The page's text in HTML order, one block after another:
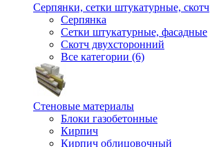
Серпянки, сетки штукатурные, скотч
Серпянка
Сетки штукатурные, фасадные
Скотч двухсторонний
Все категории (6)
Стеновые материалы
Блоки газобетонные
Кирпич
Кирпич облицовочный